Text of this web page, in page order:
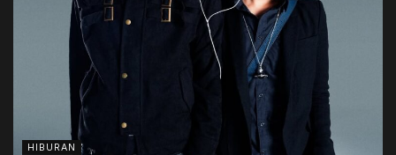
HIBURAN